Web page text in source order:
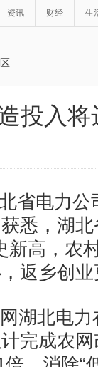
资讯 财经 生
投入将
省电力
悉，湖
新高，农
返乡创
湖北电
完成农